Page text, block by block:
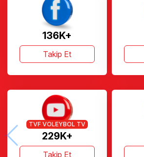
136K+
Takip Et
229K+
TVF VOLEYBOL TV
Takip Et